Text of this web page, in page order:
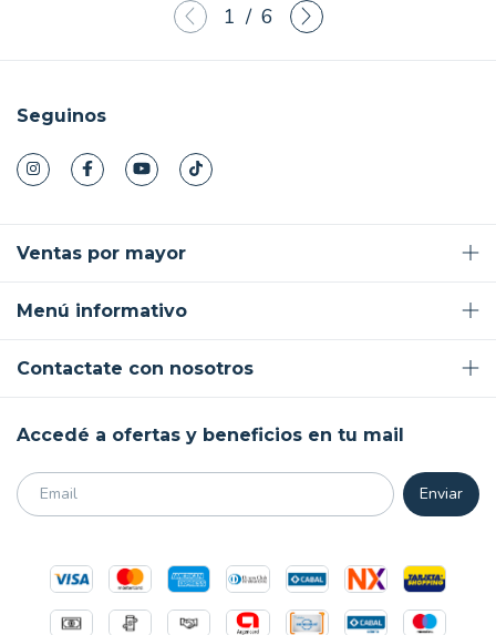
1 / 6
Seguinos
Ventas por mayor
Menú informativo
Contactate con nosotros
Accedé a ofertas y beneficios en tu mail